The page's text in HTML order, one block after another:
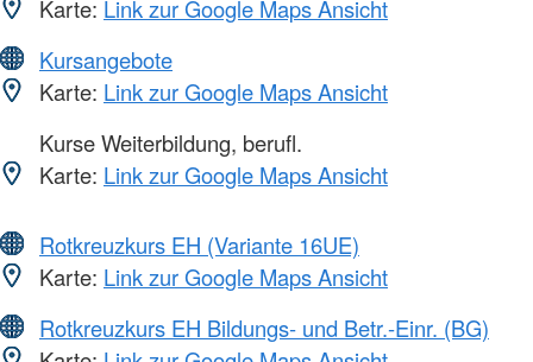
Karte: Link zur Google Maps Ansicht
Kursangebote
Karte: Link zur Google Maps Ansicht
Kurse Weiterbildung, berufl.
Karte: Link zur Google Maps Ansicht
Rotkreuzkurs EH (Variante 16UE)
Karte: Link zur Google Maps Ansicht
Rotkreuzkurs EH Bildungs- und Betr.-Einr. (BG)